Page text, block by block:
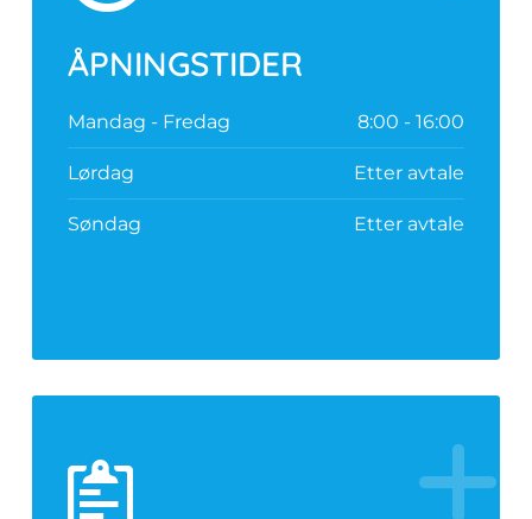
ÅPNINGSTIDER
Mandag - Fredag 8:00 - 16:00
Lørdag Etter avtale
Søndag Etter avtale